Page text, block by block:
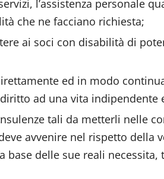
l’assistenza personale
che ne facciano richiesta;
ai soci con disabilità di
ed in modo
ad una vita indipendente
tali da metterli nelle
avvenire nel rispetto della
base delle sue reali